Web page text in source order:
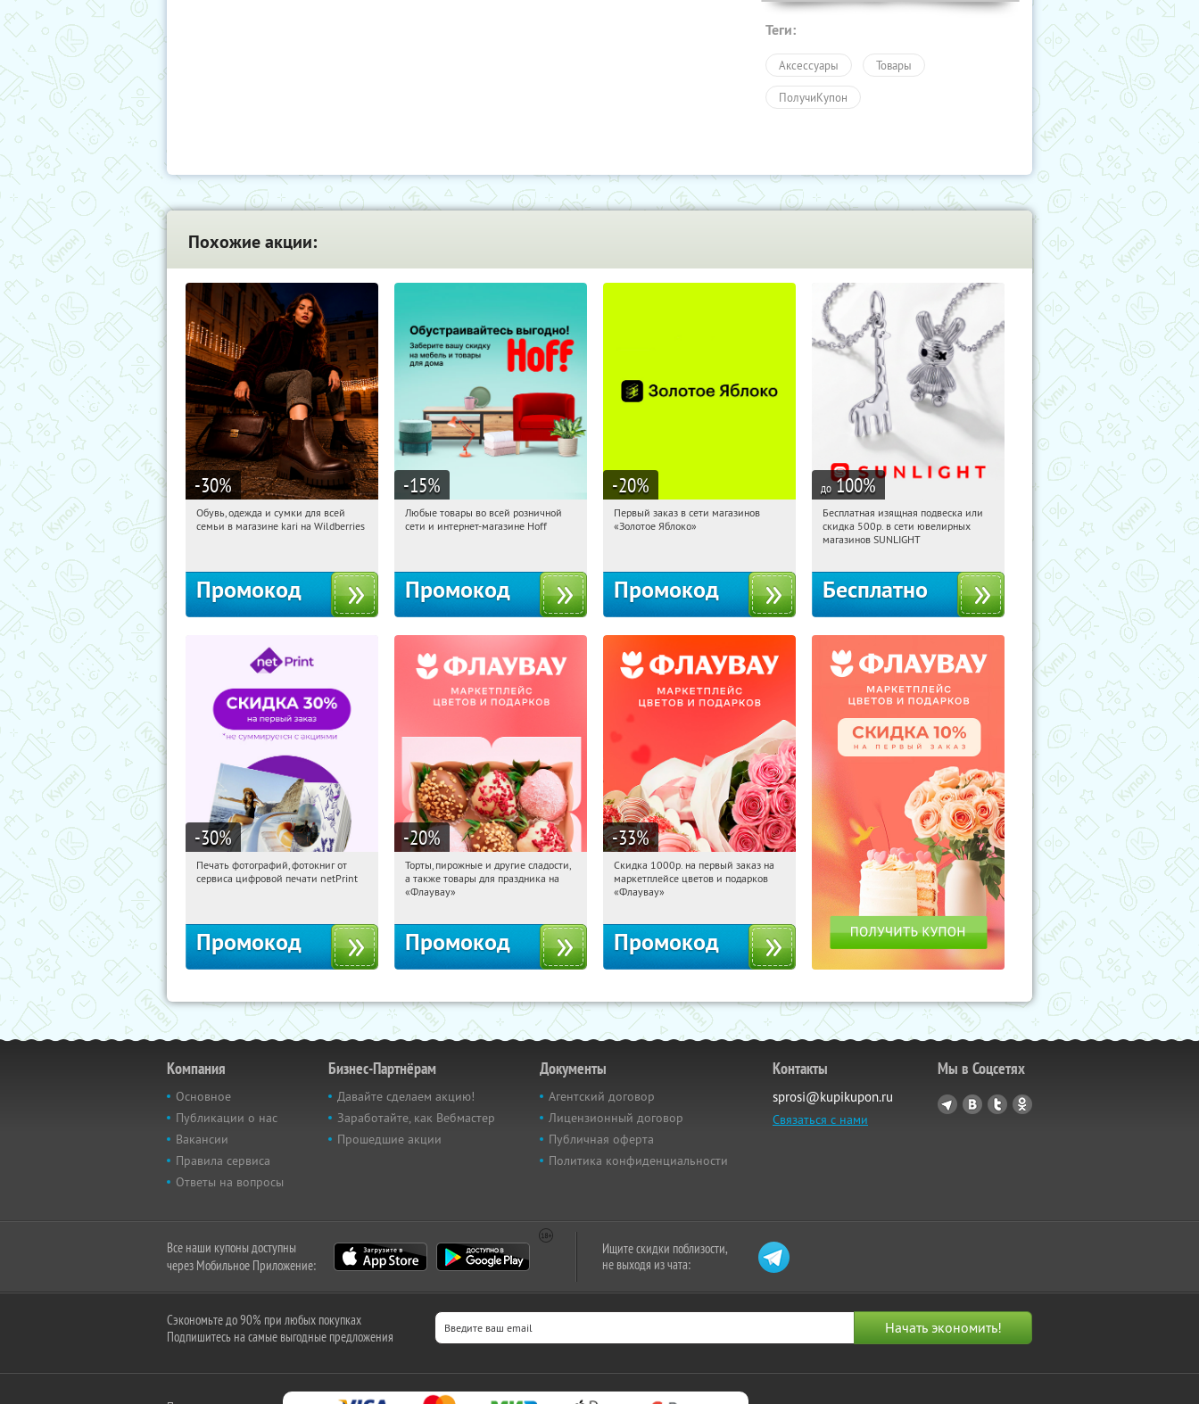
Теги:
Аксессуары Товары
ПолучиКупон
Похожие акции:
-30%
01:54:56 Получили:
Обувь, одежда и сумки для всей
семьи в магазине kari на Wildberries
Промокод
-15%
01:54:56 Получили:
Любые товары во всей розничной
сети и интернет-магазине Hoff
Промокод
-20%
01:54:56
Получи первым!
Первый заказ в сети магазинов
«Золотое Яблоко»
Промокод
до 100%
01:54:56 Получили:
Россия
Бесплатная изящная подвеска или
скидка 500р. в сети ювелирных
магазинов SUNLIGHT
Бесплатно
-30%
01:54:56 Получили:
Печать фотографий, фотокниг от
сервиса цифровой печати netPrint
Промокод
-20%
01:54:56 Получили:
Россия
Торты, пирожные и другие сладости,
а также товары для праздника на
«Флаувау»
Промокод
-33%
01:54:56 Получили:
Россия
Скидка 1000р. на первый заказ на
маркетплейсе цветов и подарков
«Флаувау»
Промокод
Компания
Основное
Публикации о нас
Вакансии
Правила сервиса
Ответы на вопросы
Бизнес-Партнёрам
Давайте сделаем акцию!
Заработайте, как Вебмастер
Прошедшие акции
Документы
Агентский договор
Лицензионный договор
Публичная оферта
Политика конфиденциальности
Контакты
sprosi@kupikupon.ru
Связаться с нами
Мы в Соцсетях
Все наши купоны доступны
через Мобильное Приложение:
Ищите скидки поблизости,
не выходя из чата:
Сэкономьте до 90% при любых покупках
Подпишитесь на самые выгодные предложения